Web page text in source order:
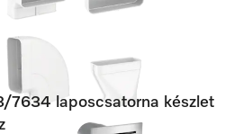
7634 laposcsatorna készlet